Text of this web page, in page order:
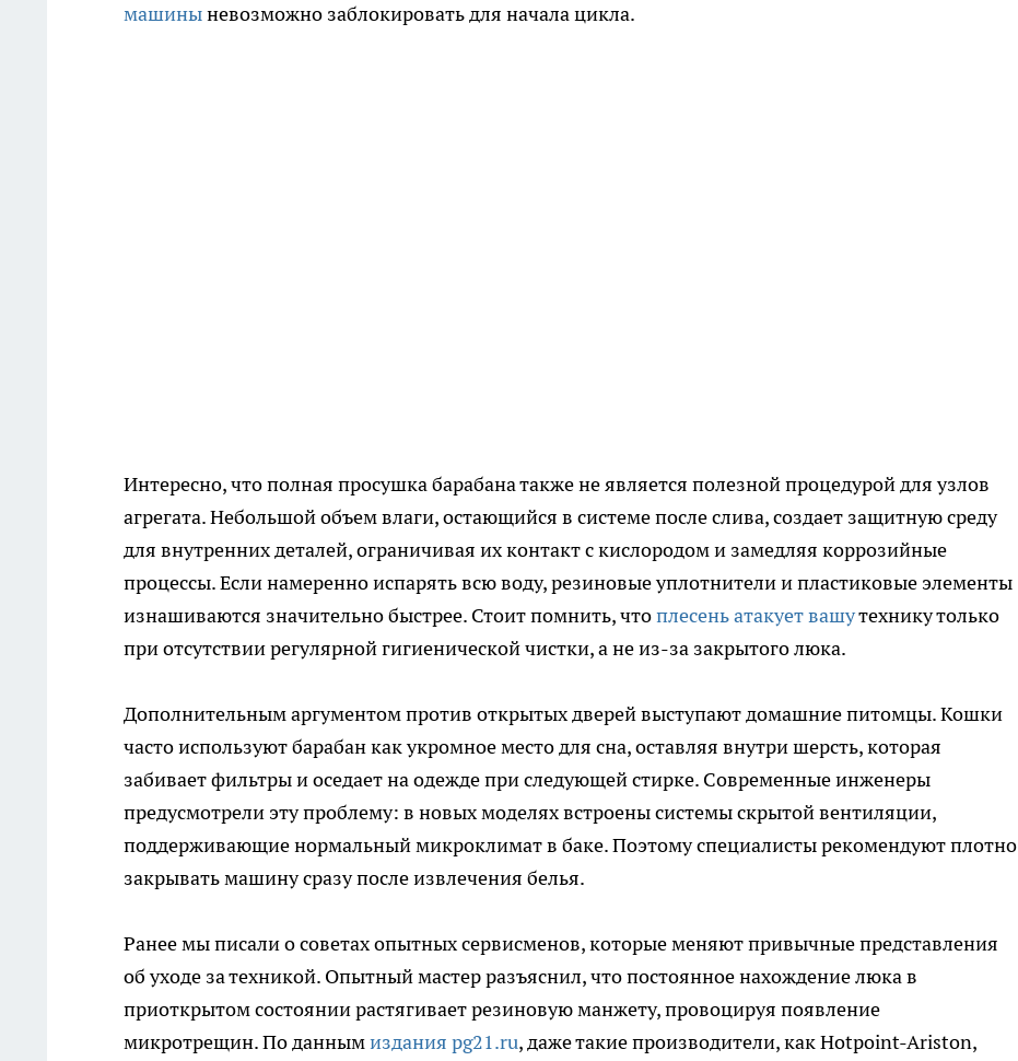
машиныневозможно заблокировать для начала цикла.
Интересно, что полная просушка барабана также не является полезной процедурой для узлов
агрегата. Небольшой объем влаги, остающийся в системе после слива, создает защитную среду
для внутренних деталей, ограничивая их контакт с кислородом и замедляя коррозийные
процессы. Если намеренно испарять всю воду, резиновые уплотнители и пластиковые элементы
изнашиваются значительно быстрее. Стоит помнить, чтоплесень атакует вашутехнику только
при отсутствии регулярной гигиенической чистки, а не из-за закрытого люка.
Дополнительным аргументом против открытых дверей выступают домашние питомцы. Кошки
часто используют барабан как укромное место для сна, оставляя внутри шерсть, которая
забивает фильтры и оседает на одежде при следующей стирке. Современные инженеры
предусмотрели эту проблему: в новых моделях встроены системы скрытой вентиляции,
поддерживающие нормальный микроклимат в баке. Поэтому специалисты рекомендуют плотно
закрывать машину сразу после извлечения белья.
Ранее мы писали о советах опытных сервисменов, которые меняют привычные представления
об уходе за техникой. Опытный мастер разъяснил, что постоянное нахождение люка в
приоткрытом состоянии растягивает резиновую манжету, провоцируя появление
микротрещин. По даннымиздания pg21.ru, даже такие производители, как Hotpoint-Ariston,